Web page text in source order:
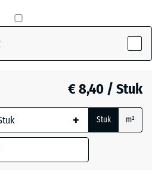
€ 8,40 / Stuk
+ Stuk m²